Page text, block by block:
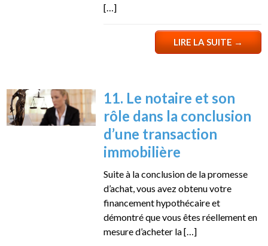
[…]
LIRE LA SUITE→
11. Le notaire et son
rôle dans la conclusion
d’une transaction
immobilière
Suite à la conclusion de la promesse
d’achat, vous avez obtenu votre
financement hypothécaire et
démontré que vous êtes réellement en
mesure d’acheter la […]